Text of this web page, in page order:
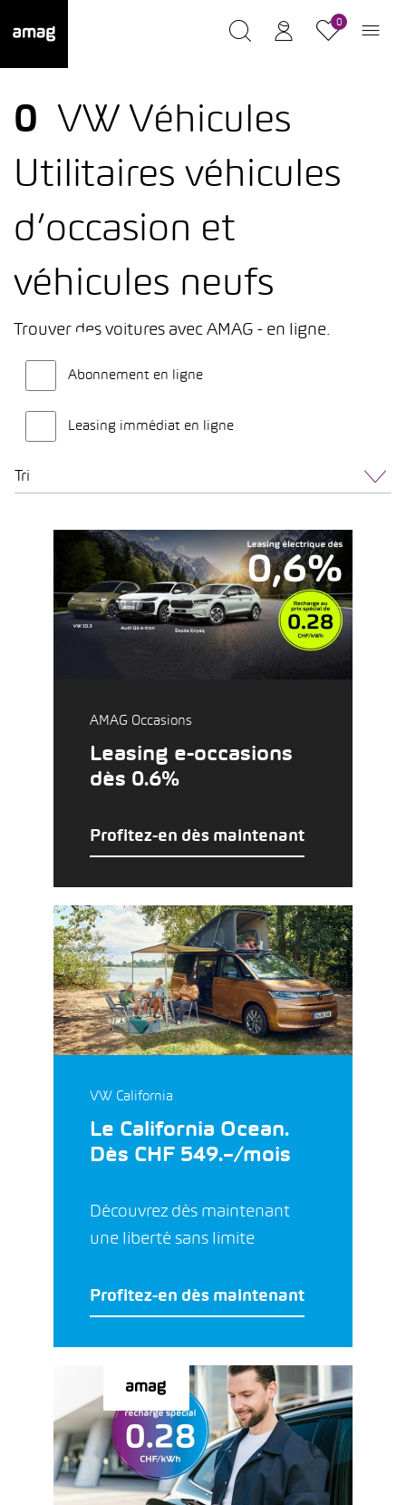
0
0
VW Véhicules
Utilitaires véhicules
d’occasion et
véhicules neufs
Trouver des voitures avec AMAG - en ligne.
Abonnement en ligne
Leasing immédiat en ligne
Tri
AMAG Occasions
Leasing e-occasions
dès 0.6%
Profitez-en dès maintenant
VW California
Le California Ocean.
Dès CHF 549.–/mois
Découvrez dès maintenant
une liberté sans limite
Profitez-en dès maintenant